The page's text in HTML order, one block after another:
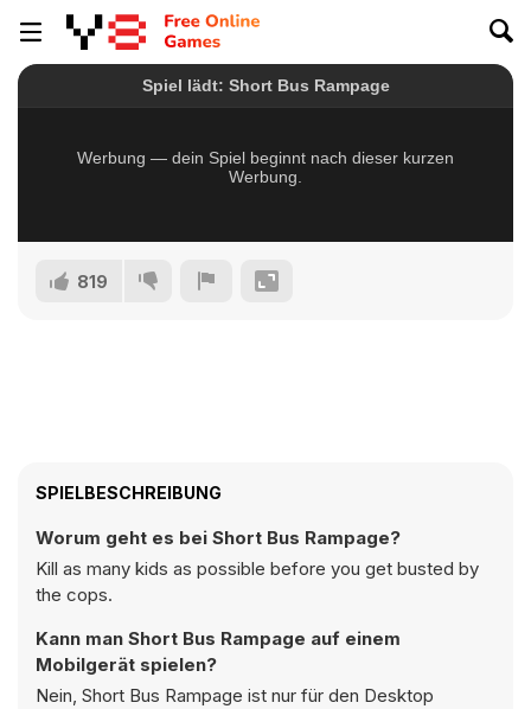
819
SPIELBESCHREIBUNG
Worum geht es bei Short Bus Rampage?
Kill as many kids as possible before you get busted by
the cops.
Kann man Short Bus Rampage auf einem
Mobilgerät spielen?
Nein, Short Bus Rampage ist nur für den Desktop